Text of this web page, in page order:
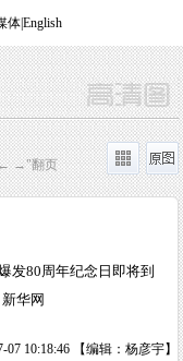
体|English
→"翻页
发80周年纪念日即将到
华网
10:18:46 【编辑：杨彦宇】